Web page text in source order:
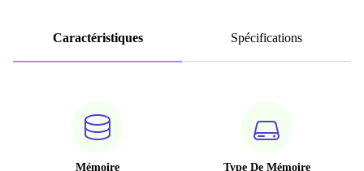
Caractéristiques Spécifications
Mémoire
Type De Mémoire